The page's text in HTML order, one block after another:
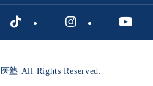
塾 All Rights Reserved.